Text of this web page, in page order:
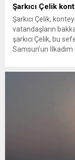
Şarkıcı Çelik
Şarkıcı Çelik,
vatandaşların
şarkıcı Çelik, bu
Samsun’un